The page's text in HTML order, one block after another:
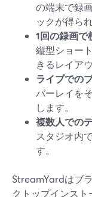
の端末で録
ックが得ら
1回の録画で
縦型ショー
きるレイア
ライブでの
バーレイを
します。
複数人でのデ
スタジオ内
す。
StreamYardはブ
クトップインス